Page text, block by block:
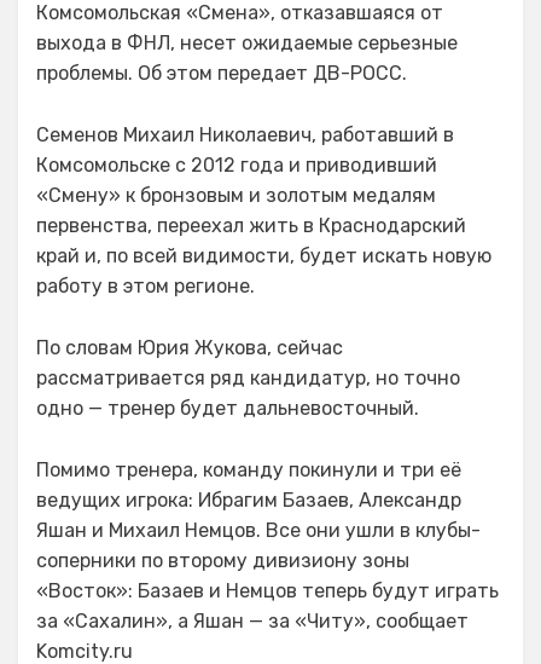
Комсомольская «Смена», отказавшаяся от
выхода в ФНЛ, несет ожидаемые серьезные
проблемы. Об этом передает ДВ-РОСС.
Семенов Михаил Николаевич, работавший в
Комсомольске с 2012 года и приводивший
«Смену» к бронзовым и золотым медалям
первенства, переехал жить в Краснодарский
край и, по всей видимости, будет искать новую
работу в этом регионе.
По словам Юрия Жукова, сейчас
рассматривается ряд кандидатур, но точно
одно — тренер будет дальневосточный.
Помимо тренера, команду покинули и три её
ведущих игрока: Ибрагим Базаев, Александр
Яшан и Михаил Немцов. Все они ушли в клубы-
соперники по второму дивизиону зоны
«Восток»: Базаев и Немцов теперь будут играть
за «Сахалин», а Яшан — за «Читу», сообщает
Komcity.ru